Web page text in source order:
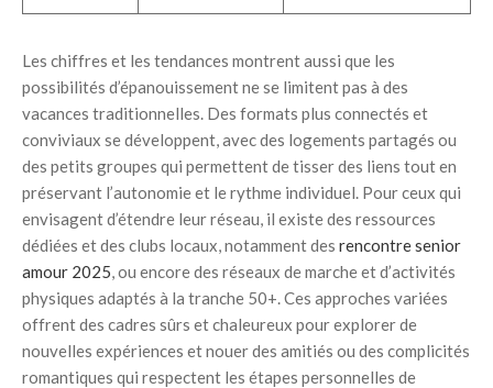
Les chiffres et les tendances montrent aussi que les
possibilités d’épanouissement ne se limitent pas à des
vacances traditionnelles. Des formats plus connectés et
conviviaux se développent, avec des logements partagés ou
des petits groupes qui permettent de tisser des liens tout en
préservant l’autonomie et le rythme individuel. Pour ceux qui
envisagent d’étendre leur réseau, il existe des ressources
dédiées et des clubs locaux, notamment des rencontre senior
amour 2025 , ou encore des réseaux de marche et d’activités
physiques adaptés à la tranche 50+. Ces approches variées
offrent des cadres sûrs et chaleureux pour explorer de
nouvelles expériences et nouer des amitiés ou des complicités
romantiques qui respectent les étapes personnelles de